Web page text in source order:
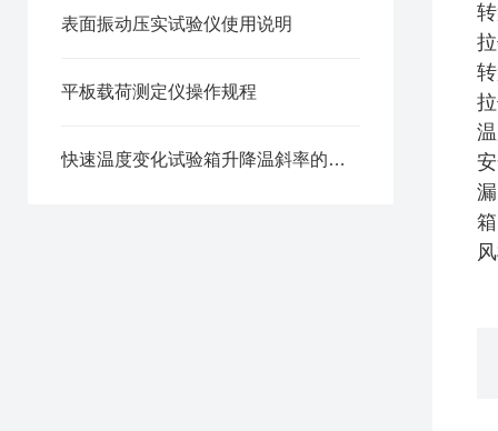
表面振动压实试验仪使用说明
平板载荷测定仪操作规程
快速温度变化试验箱升降温斜率的选择